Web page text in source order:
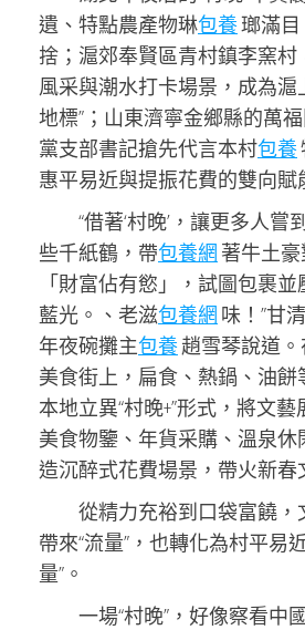
遺、特點農產物琳包養瑯滿
捨；滬郊奉賢區青村鎮李窯
風采與潮水打卡場景，成為滬
地標”；山東濟寧金鄉縣的萬
黨支部書記搶先代言本村包養
惠平易近與提振花費的雙向賦
“借著‘村晚’，讓更多人
些千紙鶴，帶包養網 著牛土
「財富佔有慾」，試圖包裹
藍光。、老滋包養網 味！”甘
年夜碗攤主包養趙雪琴說道
美食街上，扁食、熱鍋、油餅
本地立異“村晚+”形式，將文
美食物鑒、年貨采購、溫泉
造沉醉式花費場景，帶火新春
從精力充裕到口袋富饒
帶來“流量”，也轉化為村平易
量”。
一場“村晚”，好像察看中